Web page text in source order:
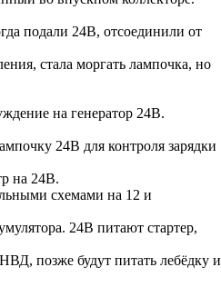
подали 24В, отсоединили от
стала моргать лампочка, но
на генератор 24В.
24В для контроля зарядки
на 24В.
схемами на 12 и
24В питают стартер,
позже будут питать лебёдку и